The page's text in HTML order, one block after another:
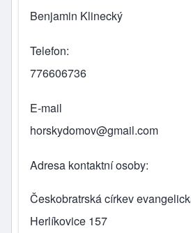
Benjamin Klinecký
Telefon
776606736
E-mail
horskydomov@gmail.com
Adresa kontaktní osoby
Českobratrská církev
Herlíkovice 157